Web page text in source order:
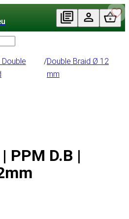
Double
/Double Braid Ø 12
mm
PPM D.B |